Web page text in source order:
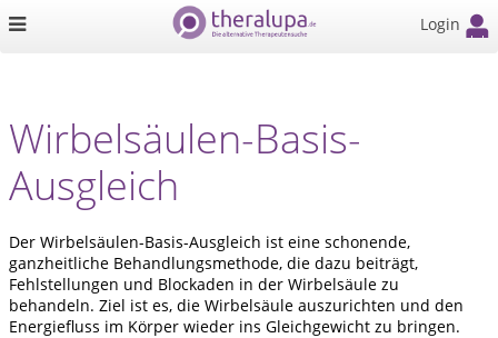
Login
Wirbelsäulen-Basis-
Ausgleich
Der Wirbelsäulen-Basis-Ausgleich ist eine schonende,
ganzheitliche Behandlungsmethode, die dazu beiträgt,
Fehlstellungen und Blockaden in der Wirbelsäule zu
behandeln. Ziel ist es, die Wirbelsäule auszurichten und den
Energiefluss im Körper wieder ins Gleichgewicht zu bringen.